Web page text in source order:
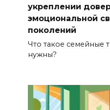
укреплении
эмоциональной
поколений
Что такое семейные
нужны?